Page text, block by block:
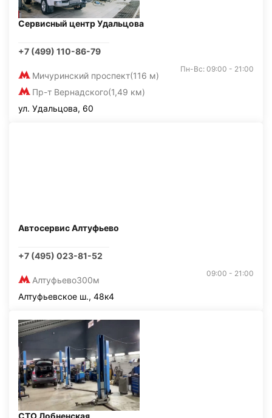
Сервисный центр Удальцова
+7 (499) 110-86-79
Мичуринский проспект(116 м)
Пр-т Вернадского(1,49 км)
Пн-Вс: 09:00 - 21:00
ул. Удальцова, 60
Автосервис Алтуфьево
+7 (495) 023-81-52
Алтуфьево300м
09:00 - 21:00
Алтуфьевское ш., 48к4
СТО Лобненская